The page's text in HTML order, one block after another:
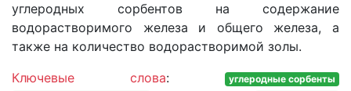
углеродных сорбентов на содержание
водорастворимого железа и общего железа, а
также на количество водорастворимой золы.
Ключевые слова: углеродные сорбенты